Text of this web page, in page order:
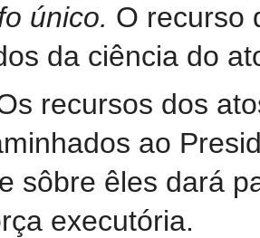
único. O recurso
da ciência do
recursos dos
ao
sôbre êles dará
executória.